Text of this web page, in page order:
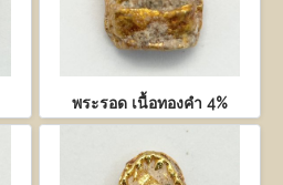
พระรอด เนื้อทองคำ 4%